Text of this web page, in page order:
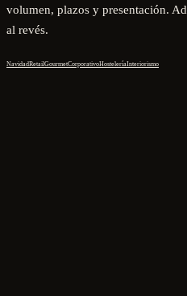
volumen, plazos y presentación.
al revés.
NavidadRetailGourmetCorporativoHosteleríaInteriorismo